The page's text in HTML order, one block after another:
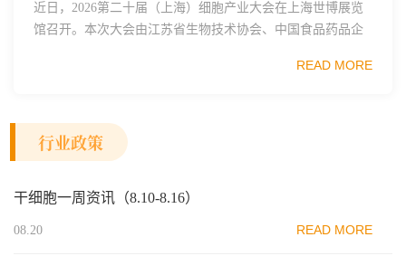
近日，2026第二十届（上海）细胞产业大会在上海世博展览
馆召开。本次大会由江苏省生物技术协会、中国食品药品企
范区生物医药行业协会、瑞士日内瓦长寿科学...
READ MORE
行业政策
干细胞一周资讯（8.10-8.16）
08.20 READ MORE